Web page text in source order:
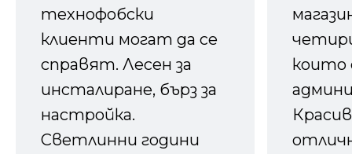
технофобски
клиенти могат да се
справят. Лесен за
инсталиране, бърз за
настройка.
Светлинни години
които